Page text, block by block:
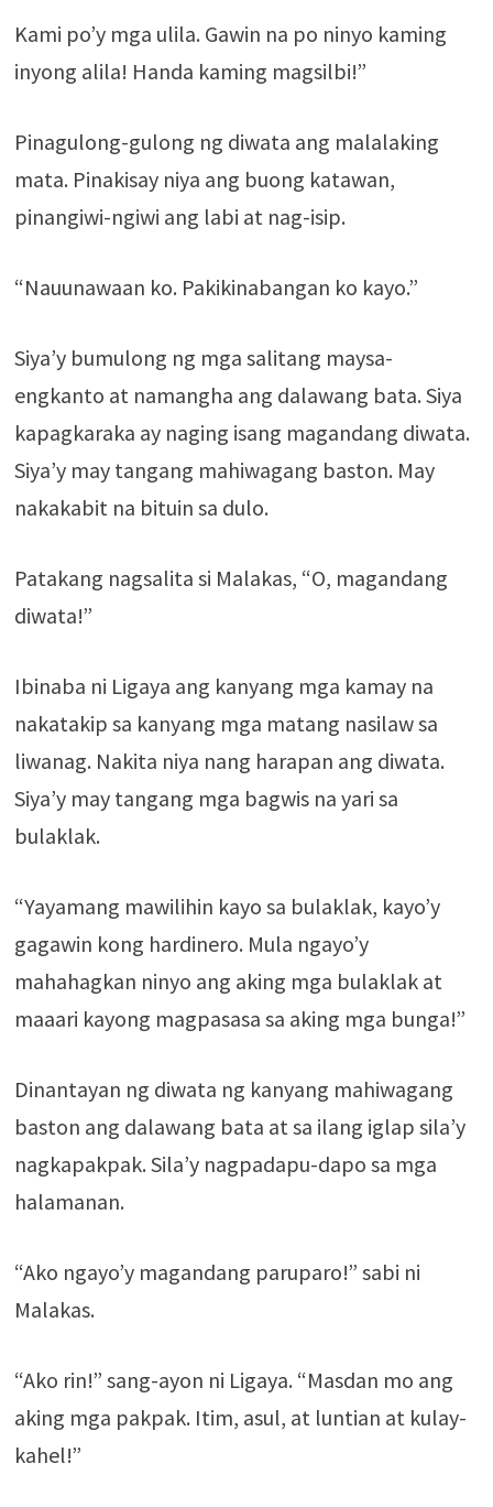
Kami po’y mga ulila. Gawin na po ninyo kaming
inyong alila! Handa kaming magsilbi!”
Pinagulong-gulong ng diwata ang malalaking
mata. Pinakisay niya ang buong katawan,
pinangiwi-ngiwi ang labi at nag-isip.
“Nauunawaan ko. Pakikinabangan ko kayo.”
Siya’y bumulong ng mga salitang maysa-
engkanto at namangha ang dalawang bata. Siya
kapagkaraka ay naging isang magandang diwata.
Siya’y may tangang mahiwagang baston. May
nakakabit na bituin sa dulo.
Patakang nagsalita si Malakas, “O, magandang
diwata!”
Ibinaba ni Ligaya ang kanyang mga kamay na
nakatakip sa kanyang mga matang nasilaw sa
liwanag. Nakita niya nang harapan ang diwata.
Siya’y may tangang mga bagwis na yari sa
bulaklak.
“Yayamang mawilihin kayo sa bulaklak, kayo’y
gagawin kong hardinero. Mula ngayo’y
mahahagkan ninyo ang aking mga bulaklak at
maaari kayong magpasasa sa aking mga bunga!”
Dinantayan ng diwata ng kanyang mahiwagang
baston ang dalawang bata at sa ilang iglap sila’y
nagkapakpak. Sila’y nagpadapu-dapo sa mga
halamanan.
“Ako ngayo’y magandang paruparo!” sabi ni
Malakas.
“Ako rin!” sang-ayon ni Ligaya. “Masdan mo ang
aking mga pakpak. Itim, asul, at luntian at kulay-
kahel!”